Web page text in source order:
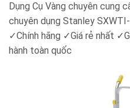
Dụng Cụ Vàng chuyên cung
chuyên dụng Stanley
✓Chính hãng ✓Giá rẻ nhất ✓
hành toàn quốc